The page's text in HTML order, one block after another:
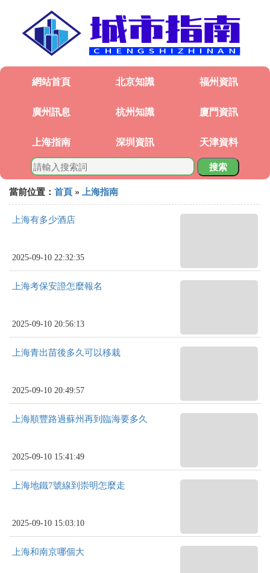
網站首頁 北京知識 福州資訊
廣州訊息 杭州知識 廈門資訊
上海指南 深圳資訊 天津資料
搜索
當前位置： 首頁 » 上海指南
上海有多少酒店
2025-09-10 22:32:35
上海考保安證怎麼報名
2025-09-10 20:56:13
上海青出苗後多久可以移栽
2025-09-10 20:49:57
上海順豐路過蘇州再到臨海要多久
2025-09-10 15:41:49
上海地鐵7號線到崇明怎麼走
2025-09-10 15:03:10
上海和南京哪個大